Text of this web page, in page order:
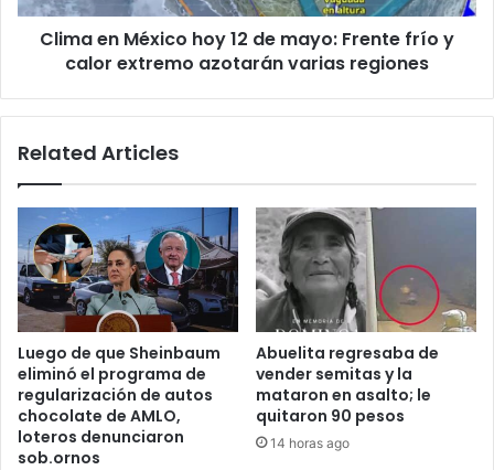
frío
regiones
Clima en México hoy 12 de mayo: Frente frío y
calor extremo azotarán varias regiones
Related Articles
Luego de que Sheinbaum
eliminó el programa de
regularización de autos
chocolate de AMLO,
loteros denunciaron
sob.ornos
Abuelita regresaba de
vender semitas y la
mataron en asalto; le
quitaron 90 pesos
14 horas ago